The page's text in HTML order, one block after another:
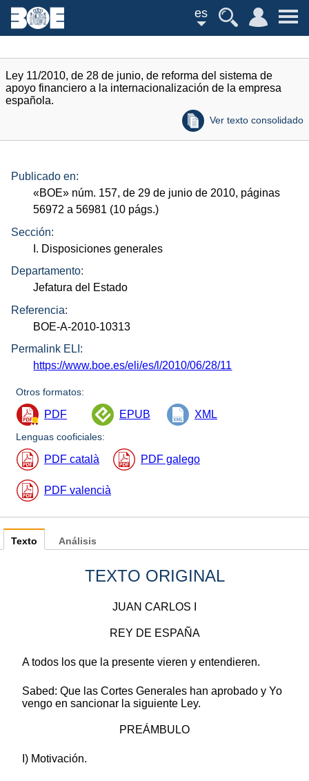
es
Ley 11/2010, de 28 de junio, de reforma del sistema de
apoyo financiero a la internacionalización de la empresa
española.
Ver texto consolidado
Publicado en:
«BOE» núm. 157, de 29 de junio de 2010, páginas
56972 a 56981 (10 págs.)
Sección:
I. Disposiciones generales
Departamento:
Jefatura del Estado
Referencia:
BOE-A-2010-10313
Permalink ELI:
https://www.boe.es/eli/es/l/2010/06/28/11
Otros formatos:
PDF EPUB XML
Lenguas cooficiales:
PDF català PDF galego
PDF valencià
Texto
TEXTO ORIGINAL
JUAN CARLOS I
REY DE ESPAÑA
A todos los que la presente vieren y entendieren.
Sabed: Que las Cortes Generales han aprobado y Yo
vengo en sancionar la siguiente Ley.
PREÁMBULO
I) Motivación.
Análisis